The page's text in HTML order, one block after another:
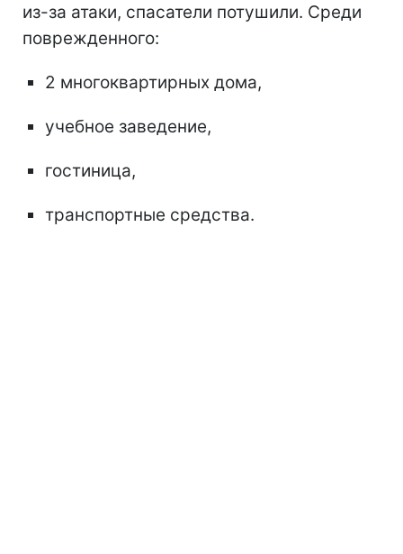
из-за атаки, спасатели потушили. Среди
поврежденного:
2 многоквартирных дома,
учебное заведение,
гостиница,
транспортные средства.